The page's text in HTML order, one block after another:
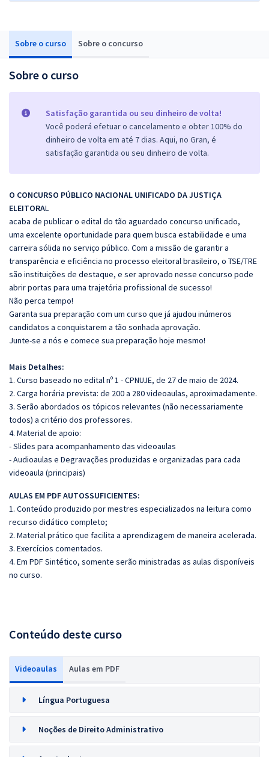
Sobre o curso Sobre o concurso
Sobre o curso
Satisfação garantida ou seu dinheiro de volta!
Você poderá efetuar o cancelamento e obter 100% do
dinheiro de volta em até 7 dias. Aqui, no Gran, é
satisfação garantida ou seu dinheiro de volta.
O CONCURSO PÚBLICO NACIONAL UNIFICADO DA JUSTIÇA
ELEITORAL
acaba de publicar o edital do tão aguardado concurso unificado,
uma excelente oportunidade para quem busca estabilidade e uma
carreira sólida no serviço público. Com a missão de garantir a
transparência e eficiência no processo eleitoral brasileiro, o TSE/TRE
são instituições de destaque, e ser aprovado nesse concurso pode
abrir portas para uma trajetória profissional de sucesso!
Não perca tempo!
Garanta sua preparação com um curso que já ajudou inúmeros
candidatos a conquistarem a tão sonhada aprovação.
Junte-se a nós e comece sua preparação hoje mesmo!
Mais Detalhes:
1. Curso baseado no edital nº1 - CPNUJE, de 27de maio de 2024.
2. Carga horária prevista: de 200 a 280 videoaulas, aproximadamente.
3. Serão abordados os tópicos relevantes (não necessariamente
todos) a critério dos professores.
4. Material de apoio:
- Slides para acompanhamento das videoaulas
- Audioaulas e Degravações produzidas e organizadas para cada
videoaula (principais)
AULAS EM PDF AUTOSSUFICIENTES:
1. Conteúdo produzido por mestres especializados na leitura como
recurso didático completo;
2. Material prático que facilita a aprendizagem de maneira acelerada.
3. Exercícios comentados.
4. Em PDF Sintético, somente serão ministradas as aulas disponíveis
no curso.
Conteúdo deste curso
Videoaulas Aulas em PDF
Língua Portuguesa
Noções de Direito Administrativo